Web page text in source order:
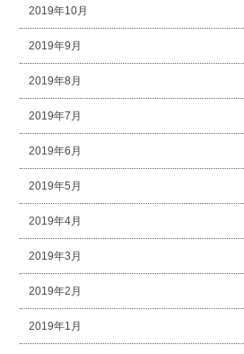
2019年10月
2019年9月
2019年8月
2019年7月
2019年6月
2019年5月
2019年4月
2019年3月
2019年2月
2019年1月